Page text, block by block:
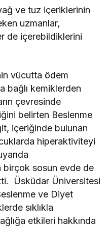
ve tuz içeriklerinin
uzmanlar,
de içerebildiklerini
vücutta ödem
bağlı kemiklerden
çevresinde
belirten Beslenme
içeriğinde bulunan
hiperaktiviteyi
birçok sosun evde de
Üsküdar Üniversitesi
ve Diyet
sıklıkla
etkileri hakkında